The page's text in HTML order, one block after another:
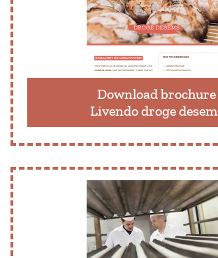
Download brochure
Livendo droge